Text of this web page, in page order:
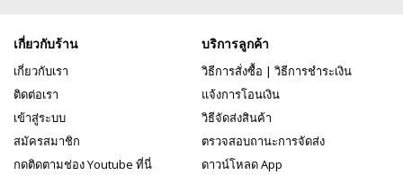
เกี่ยวกับร้าน
เกี่ยวกับเรา
ติดต่อเรา
เข้าสู่ระบบ
สมัครสมาชิก
กดติดตามช่อง Youtube ที่นี่
บริการลูกค้า
วิธีการสั่งซื้อ | วิธีการชำระเงิน
แจ้งการโอนเงิน
วิธีจัดส่งสินค้า
ตรวจสอบถานะการจัดส่ง
ดาวน์โหลด App